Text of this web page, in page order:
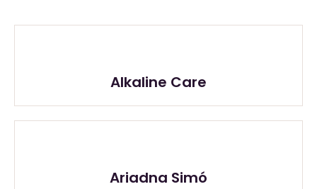
Alkaline Care
Ariadna Simó